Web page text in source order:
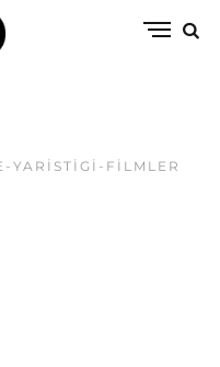
YARISTIGI-FILMLER